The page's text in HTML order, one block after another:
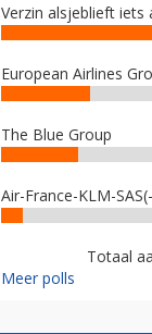
Verzin alsjeblieft iets
European Airlines
The Blue Group
Air-France-KLM-
Totaal
Meer polls